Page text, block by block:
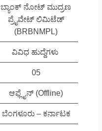
ಬ್ಯಾಂಕ್ ನೋಟ್ ಮುದ್ರಣ
ಪ್ರೈವೇಟ್ ಲಿಮಿಟೆಡ್
(BRBNMPL)
ವಿವಿಧ ಹುದ್ದೆಗಳು
05
ಆಫ್ಲೈನ್ (Offline)
ಬೆಂಗಳೂರು – ಕರ್ನಾಟಕ